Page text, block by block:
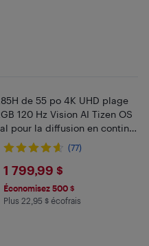
de 55 po 4K UHD plage
120 Hz Vision AI Tizen OS
pour la diffusion en continu
(77)
$1799.99
1 799,99 $
Économisez 500 $
Plus 22.95 $ en écofrais
Plus 22,95 $ écofrais